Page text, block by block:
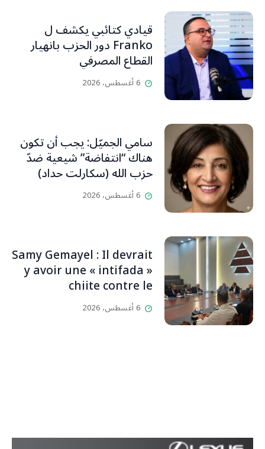
قيادي كتائبي يكشف ل
Franko دور الحزب بانهيار
القطاع المصرفي
6 أغسطس، 2026
سامي الجميّل: يجب أن تكون
هناك “انتفاضة” شيعية ضدّ
حزب الله (سكارلت حداد)
6 أغسطس، 2026
Samy Gemayel : Il devrait
y avoir une « intifada »
chiite contre le
HezbollahL’OLJ / Par
Scarlett HADDAD,
6 أغسطس، 2026